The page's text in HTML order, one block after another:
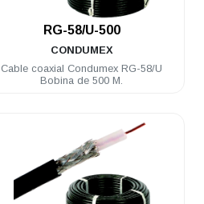
.
RG-58/U-500
CONDUMEX
Cable coaxial Condumex RG-58/U
Bobina de 500 M.